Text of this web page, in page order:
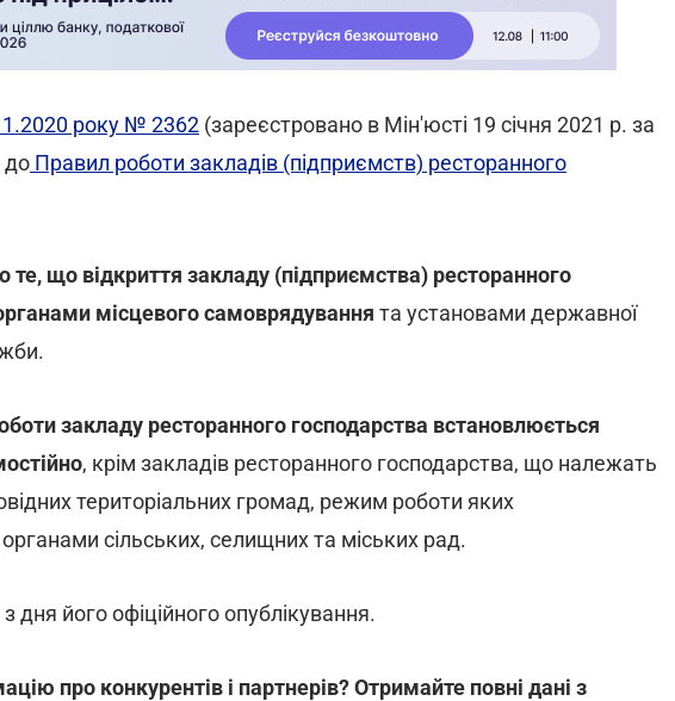
року № 2362 (зареєстровано в Мін'юсті 19 січня 2021 р. за
до Правил роботи закладів (підприємств) ресторанного
що відкриття закладу (підприємства) ресторанного
місцевого самоврядування та установами державної
закладу ресторанного господарства встановлюється
, крім закладів ресторанного господарства, що належать
територіальних громад, режим роботи яких
сільських, селищних та міських рад.
його офіційного опублікування.
про конкурентів і партнерів? Отримайте повні дані з